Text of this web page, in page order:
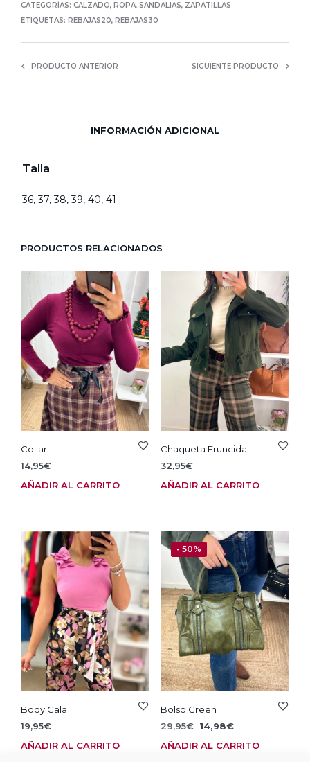
CATEGORÍAS: CALZADO, ROPA, SANDALIAS, ZAPATILLAS
ETIQUETAS: REBAJAS20, REBAJAS30
PRODUCTO ANTERIOR SIGUIENTE PRODUCTO
INFORMACIÓN ADICIONAL
Talla
36, 37, 38, 39, 40, 41
PRODUCTOS RELACIONADOS
Collar
14,95€
AÑADIR AL CARRITO
Chaqueta Fruncida
32,95€
AÑADIR AL CARRITO
Body Gala
19,95€
AÑADIR AL CARRITO
- 50%
Bolso Green
29,95€ El
original
14,98€El
actual
AÑADIR AL CARRITO